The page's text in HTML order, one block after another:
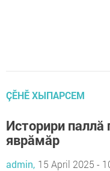
ÇӖНӖ ХЫПАРСЕМ
Историри паллă
яврăмăр
admin, 15 April 2025 -